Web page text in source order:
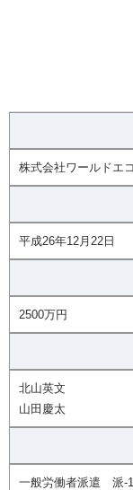
株式会社ワールドエ
平成26年12月22日
2500万円
北山英文
山田慶太
一般労働者派遣 派